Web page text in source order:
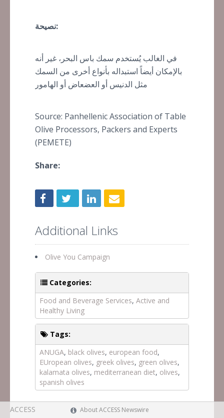
نصيحة:
في الغالب يُستخدم سمك باس البحر، غير أنه
بالإمكان أيضاً استبداله بأنواع أخرى من السمك
مثل الدنيس أو العضعاض أو الهامور
Source: Panhellenic Association of Table
Olive Processors, Packers and Experts
(PEMETE)
Share:
Additional Links
Olive You Campaign
Categories:
Food and Beverage Services, Active and
Healthy Living
Tags:
ANUGA, black olives, european food,
EUropean olives, greek olives, green olives,
kalamata olives, mediterranean diet, olives,
spanish olives
ACCESS About ACCESS Newswire